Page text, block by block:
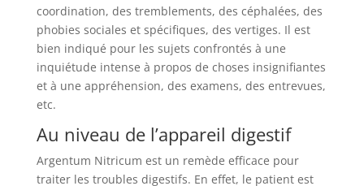
coordination, des tremblements, des céphalées, des
phobies sociales et spécifiques, des vertiges. Il est
bien indiqué pour les sujets confrontés à une
inquiétude intense à propos de choses insignifiantes
et à une appréhension, des examens, des entrevues,
etc.
Au niveau de l’appareil digestif
Argentum Nitricum est un remède efficace pour
traiter les troubles digestifs. En effet, le patient est